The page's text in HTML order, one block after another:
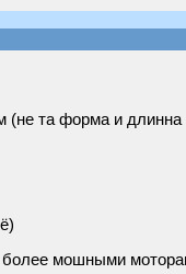
(не та форма и
мошными